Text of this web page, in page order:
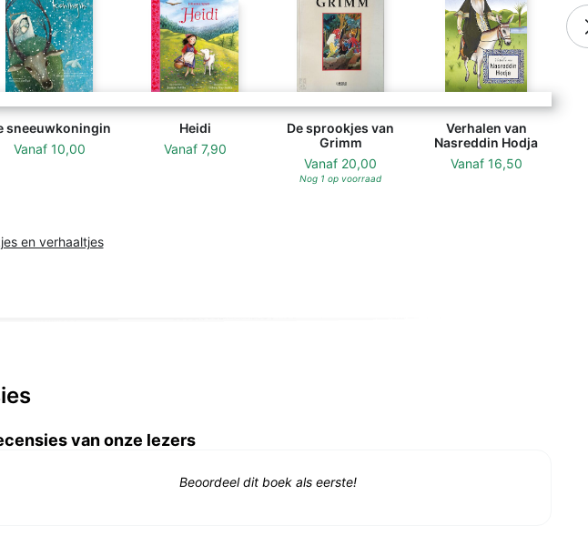
sneeuwkoningin
Vanaf 10,00
Heidi
Vanaf 7,90
De sprookjes van
Grimm
Vanaf 20,00
Nog 1 op voorraad
Verhalen van
Nasreddin Hodja
Vanaf 16,50
en verhaaltjes
van onze lezers
Beoordeel dit boek als eerste!